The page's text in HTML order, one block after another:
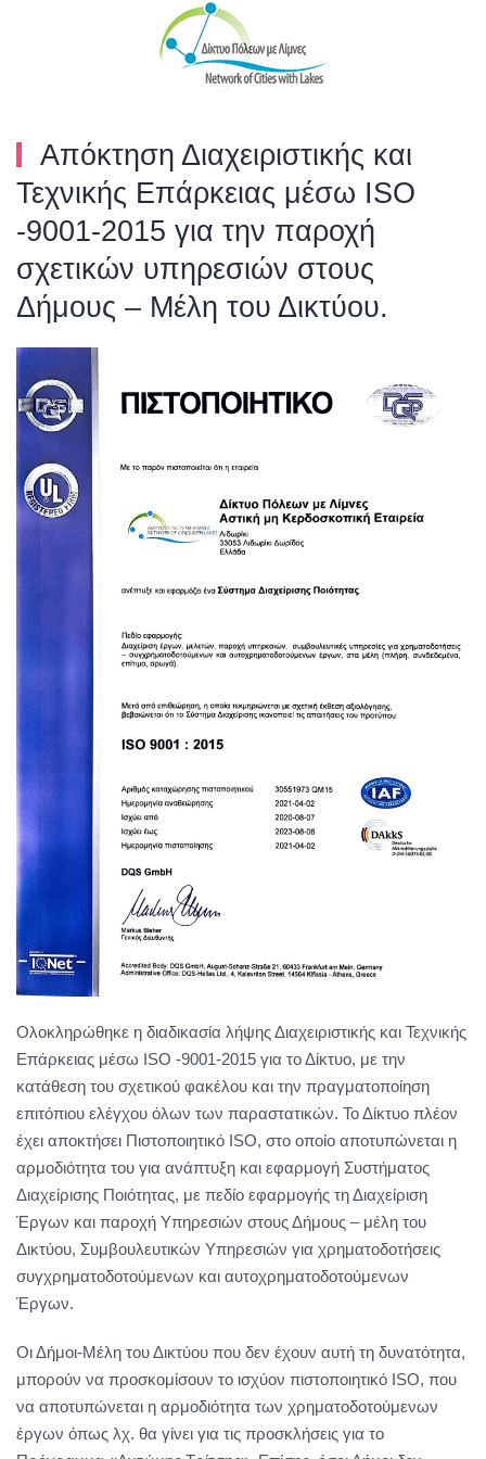
Skip to main content
Απόκτηση Διαχειριστικής και
Τεχνικής Επάρκειας μέσω ISO
-9001-2015 για την παροχή
σχετικών υπηρεσιών στους
Δήμους – Μέλη του Δικτύου.
Ολοκληρώθηκε η διαδικασία λήψης Διαχειριστικής και Τεχνικής
Επάρκειας μέσω ISO -9001-2015 για το Δίκτυο, με την
κατάθεση του σχετικού φακέλου και την πραγματοποίηση
επιτόπιου ελέγχου όλων των παραστατικών. Το Δίκτυο πλέον
έχει αποκτήσει Πιστοποιητικό ISO, στο οποίο αποτυπώνεται η
αρμοδιότητα του για ανάπτυξη και εφαρμογή Συστήματος
Διαχείρισης Ποιότητας, με πεδίο εφαρμογής τη Διαχείριση
Έργων και παροχή Υπηρεσιών στους Δήμους – μέλη του
Δικτύου, Συμβουλευτικών Υπηρεσιών για χρηματοδοτήσεις
συγχρηματοδοτούμενων και αυτοχρηματοδοτούμενων
Έργων.
Οι Δήμοι-Μέλη του Δικτύου που δεν έχουν αυτή τη δυνατότητα,
μπορούν να προσκομίσουν το ισχύον πιστοποιητικό ISO, που
να αποτυπώνεται η αρμοδιότητα των χρηματοδοτούμενων
έργων όπως λχ. θα γίνει για τις προσκλήσεις για το